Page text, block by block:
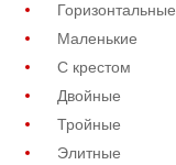
Горизонтальные
Маленькие
С крестом
Двойные
Тройные
Элитные